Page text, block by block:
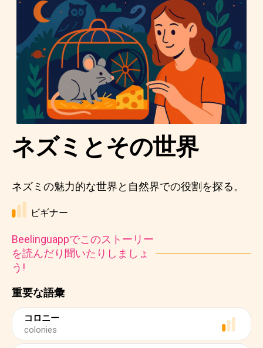
重要な語彙
コロニー
colonies
ネズミとその世界
ネズミの魅力的な世界と自然界での役割を探る。
ビギナー
Beelinguappでこのストーリー
を読んだり聞いたりしましょ
う!